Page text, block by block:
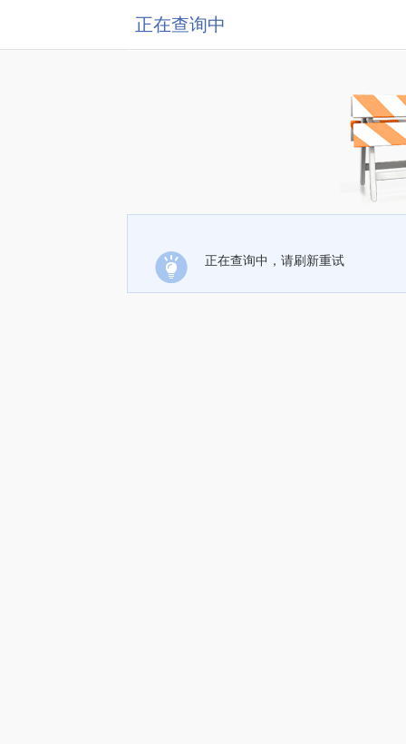
正在查询中
正在查询中，请刷新重试